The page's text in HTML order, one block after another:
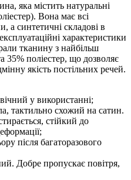
яка містить натуральні
Вона має всі
а синтетичні складові в
характеристики
тканину з найбільш
35% поліестер, що дозволяє
якість постільних речей.
у використанні;
тактильно схожий на сатин.
стійкий до
після багаторазового
Добре пропускає повітря,